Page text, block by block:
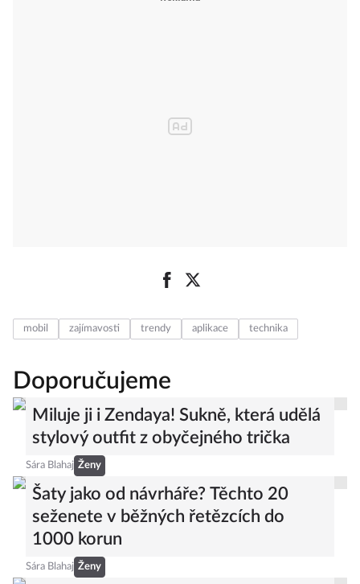
mobil zajímavosti trendy aplikace technika
Doporučujeme
Miluje ji i Zendaya! Sukně, která udělá
stylový outfit z obyčejného trička
Sára Blahaj Ženy
Šaty jako od návrháře? Těchto 20
seženete v běžných řetězcích do
1000 korun
Sára Blahaj Ženy